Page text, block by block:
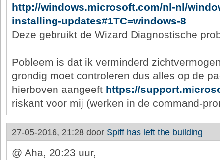
http://windows.microsoft.com/nl-nl/
installing-updates#1TC=windows-8
Deze gebruikt de Wizard Diagnostische
Pobleem is dat ik verminderd
grondig moet controleren dus alles op de
hierboven aangeeft https://
riskant voor mij (werken in de command-
27-05-2016, 21:28 door Spiff has left the building
@ Aha, 20:23 uur,